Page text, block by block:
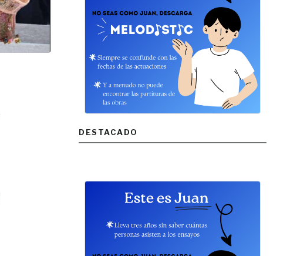
DESTACADO